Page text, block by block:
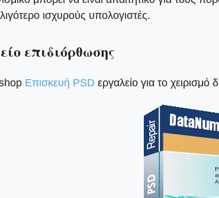
ισχυρούς υπολογιστές.
επιδιόρθωσης
Επισκευή PSD εργαλείο για το